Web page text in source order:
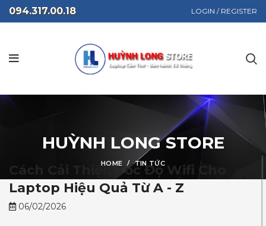
094.317.00.18 LOGIN / REGISTER
HUỲNH LONG STORE
HOME TIN TỨC
Cách Cải Thiện Tốc Độ Wifi Cho
Laptop Hiệu Quả Từ A - Z
06/02/2026